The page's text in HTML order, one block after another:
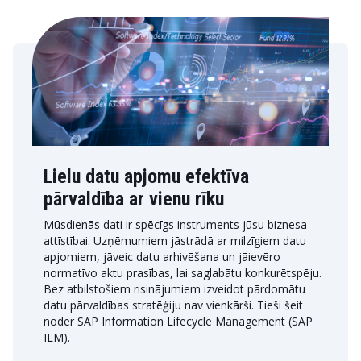
Lielu datu apjomu efektīva
pārvaldība ar vienu rīku
Mūsdienās dati ir spēcīgs instruments jūsu biznesa
attīstībai. Uzņēmumiem jāstrādā ar milzīgiem datu
apjomiem, jāveic datu arhivēšana un jāievēro
normatīvo aktu prasības, lai saglabātu konkurētspēju.
Bez atbilstošiem risinājumiem izveidot pārdomātu
datu pārvaldības stratēģiju nav vienkārši. Tieši šeit
noder SAP Information Lifecycle Management (SAP
ILM).